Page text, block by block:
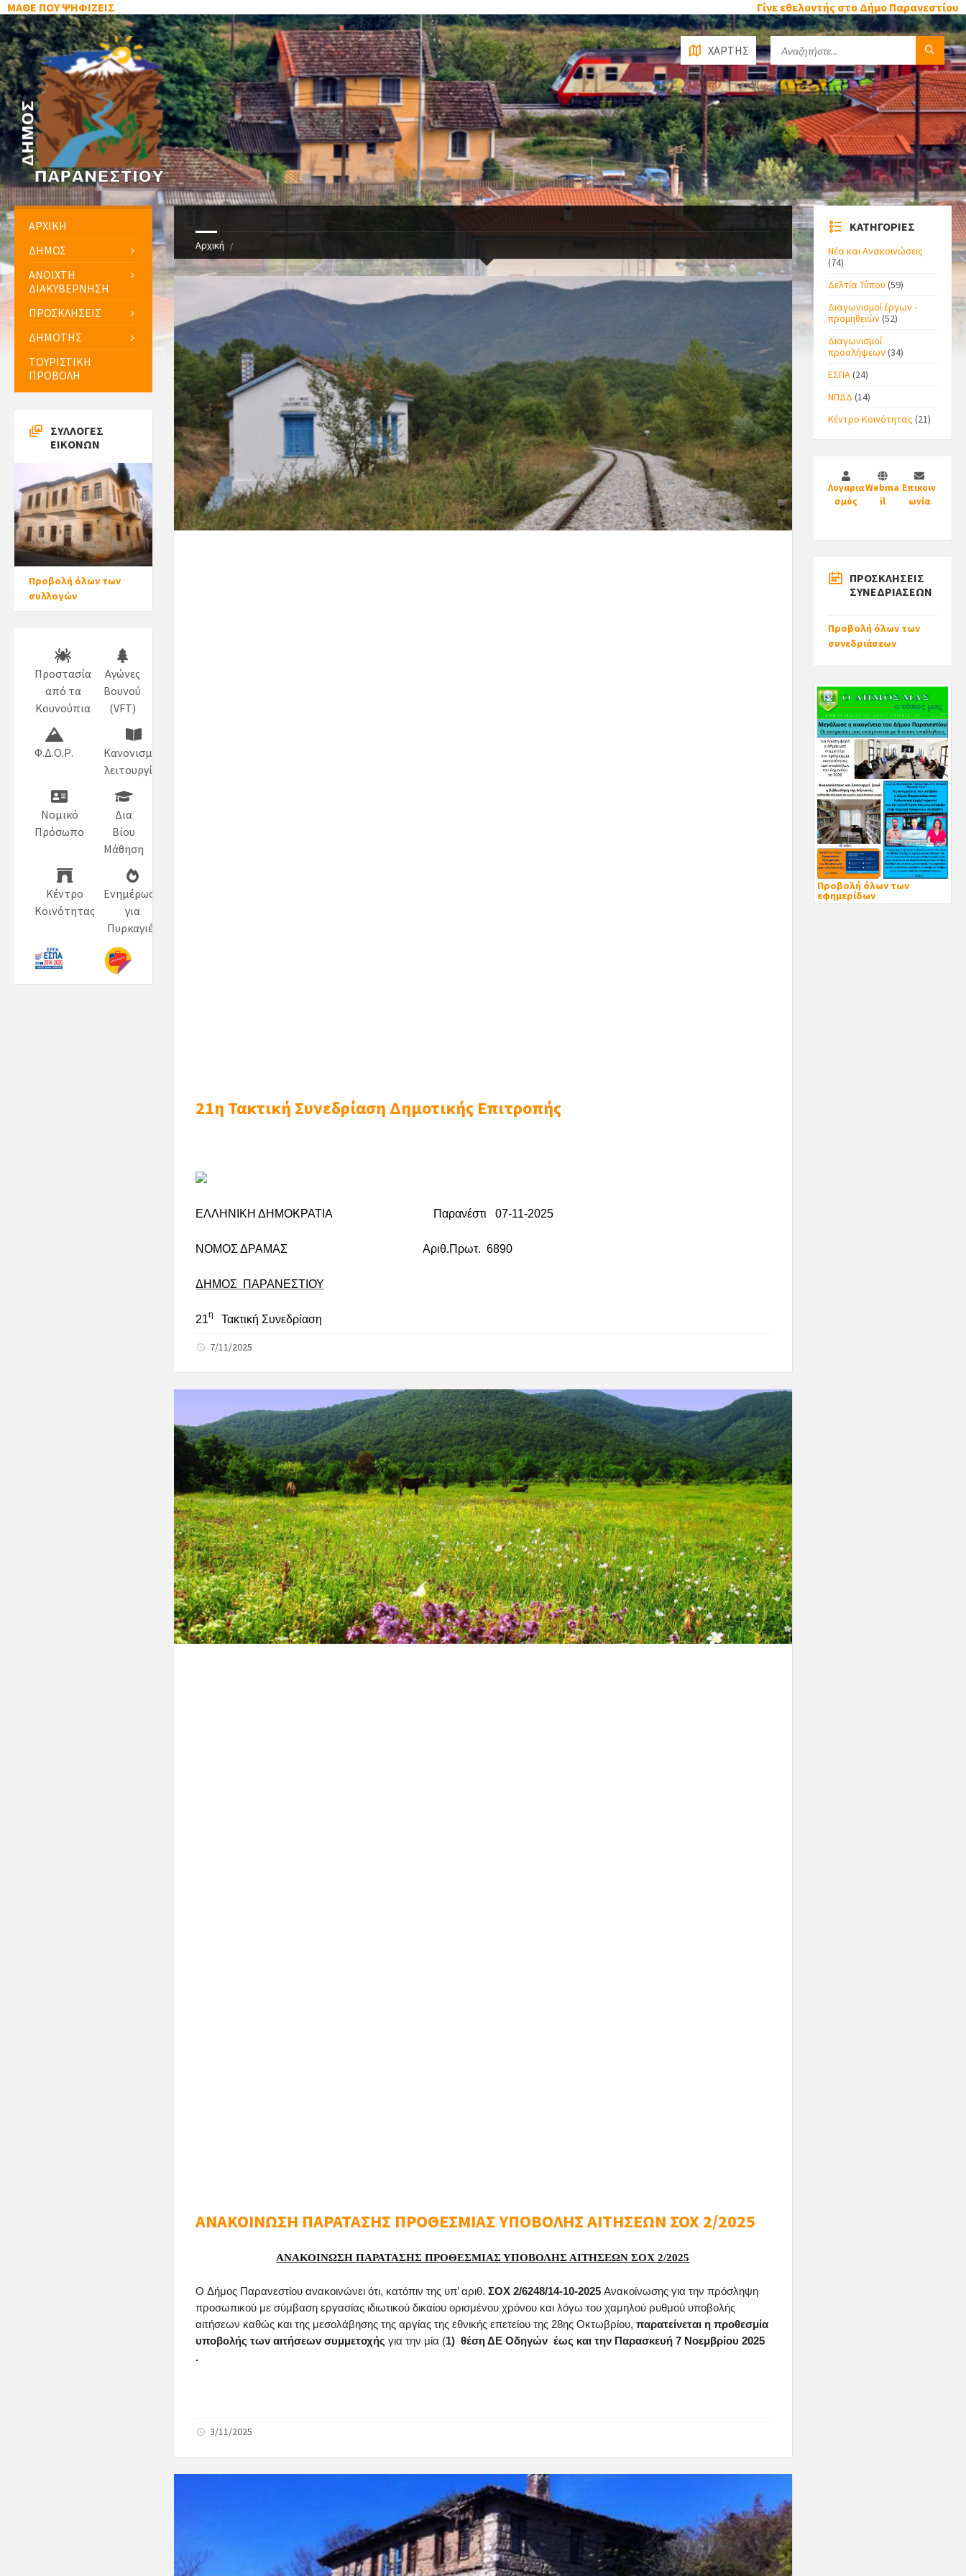
ΜΑΘΕ ΠΟΥ ΨΗΦΙΖΕΙΣ Γίνε εθελοντής στο Δήμο Παρανεστίου
ΧΑΡΤΗΣ
Αρχική
21η Τακτική Συνεδρίαση Δημοτικής Επιτροπής
ΕΛΛΗΝΙΚΗ ΔΗΜΟΚΡΑΤΙΑ Παρανέστι 07-11-2025
ΝΟΜΟΣ ΔΡΑΜΑΣ Αριθ.Πρωτ. 6890
ΔΗΜΟΣ ΠΑΡΑΝΕΣΤΙΟΥ
21η Τακτική Συνεδρίαση
Δημοτικής Επιτροπής
Προς:
1) Κυπραίο Πέτρο
2) Λαζαρίδη Νικόλαο
3) Ματζαρίδη Νικόλαο
4)Πετρίδη Κων/νο
ΘΕΜΑ:Πρόσκληση σε συνεδρίαση.
Σας προσκαλούμε να προσέλθετε στο Δημοτικό Κατάστημα Παρανεστίου την11η του μηνόςΝοεμβρίου
7/11/2025
ΑΝΑΚΟΙΝΩΣΗ ΠΑΡΑΤΑΣΗΣ ΠΡΟΘΕΣΜΙΑΣ ΥΠΟΒΟΛΗΣ ΑΙΤΗΣΕΩΝ ΣΟΧ 2/2025
ΑΝΑΚΟΙΝΩΣΗ ΠΑΡΑΤΑΣΗΣ ΠΡΟΘΕΣΜΙΑΣ ΥΠΟΒΟΛΗΣ ΑΙΤΗΣΕΩΝ ΣΟΧ 2/2025
Ο Δήμος Παρανεστίου ανακοινώνει ότι, κατόπιν της υπ’ αριθ. ΣΟΧ 2/6248/14-10-2025 Ανακοίνωσηςγια την πρόσληψη
προσωπικού με σύμβαση εργασίας ιδιωτικού δικαίου ορισμένου χρόνου και λόγω του χαμηλού ρυθμού υποβολής
αιτήσεων καθώς και της μεσολάβησης της αργίας της εθνικής επετείου της 28ης Οκτωβρίου, παρατείνεται η προθεσμία
υποβολής των αιτήσεων συμμετοχής για την μία (1) θέση ΔΕ Οδηγών έως και την Παρασκευή 7 Νοεμβρίου 2025
.
3/11/2025
ΑΡΧΙΚΗ
ΔΗΜΟΣ
ΑΝΟΙΧΤΗ
ΔΙΑΚΥΒΕΡΝΗΣΗ
ΠΡΟΣΚΛΗΣΕΙΣ
ΔΗΜΟΤΗΣ
ΤΟΥΡΙΣΤΙΚΗ
ΠΡΟΒΟΛΗ
ΣΥΛΛΟΓΕΣ
ΕΙΚΟΝΩΝ
Προβολή όλων των
συλλογών
Προστασία
από τα
Κουνούπια
Αγώνες
Βουνού
(VFT)
Φ.Δ.Ο.Ρ.
Κανονισμός
λειτουργίας
Νομικό
Πρόσωπο
Δια
Βίου
Μάθηση
Κέντρο
Κοινότητας
Ενημέρωση
για
Πυρκαγιές
ΚΑΤΗΓΟΡΙΕΣ
Νέα και Ανακοινώσεις
(74)
Δελτία Τύπου (59)
Διαγωνισμοί έργων -
προμηθειών(52)
Διαγωνισμοί
προσλήψεων(34)
ΕΣΠΑ(24)
ΝΠΔΔ (14)
Κέντρο Κοινότητας(21)
Λογαρια
σμός
Webma
il
Επικοιν
ωνία
ΠΡΟΣΚΛΗΣΕΙΣ
ΣΥΝΕΔΡΙΑΣΕΩΝ
Προβολή όλων των
συνεδριάσεων
Προβολή όλων των
εφημερίδων